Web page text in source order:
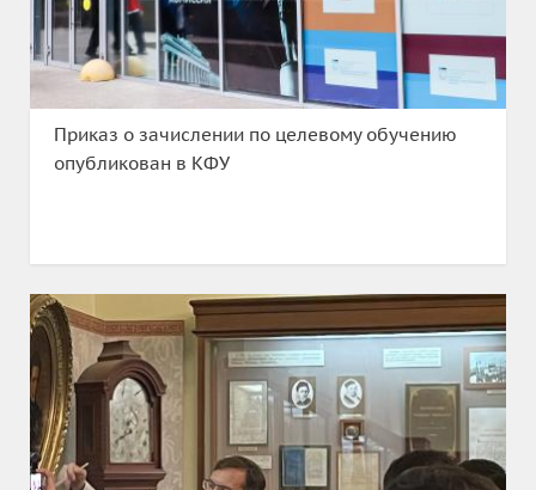
Приказ о зачислении по целевому обучению
опубликован в КФУ